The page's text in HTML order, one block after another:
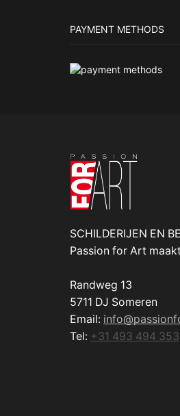
PAYMENT METHODS
SCHILDERIJEN EN
Passion for Art
Randweg 13
5711 DJ Someren
Email:
Tel: +31 493 494 353